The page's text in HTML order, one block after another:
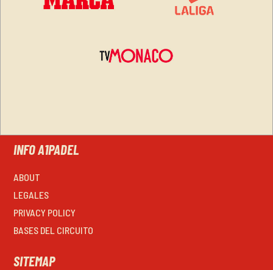
INFO A1PADEL
ABOUT
LEGALES
PRIVACY POLICY
BASES DEL CIRCUITO
SITEMAP